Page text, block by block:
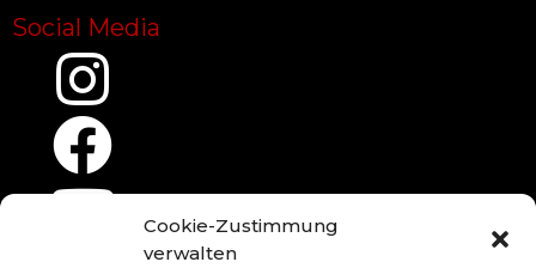
Cookie-Zustimmung
verwalten
Social Media